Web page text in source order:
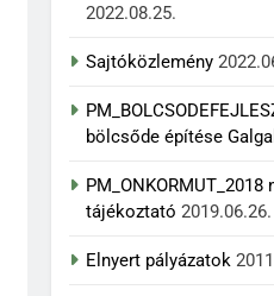
2022.08.25.
Sajtóközlemény
bölcsőde építése
tájékoztató 2019.06.26.
Elnyert pályázatok